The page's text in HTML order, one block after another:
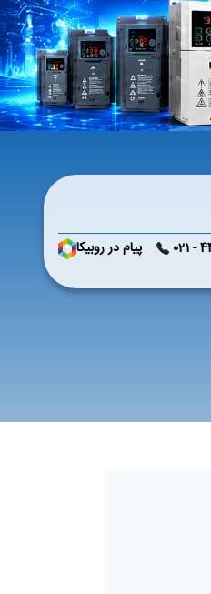
پیام در روبیکا